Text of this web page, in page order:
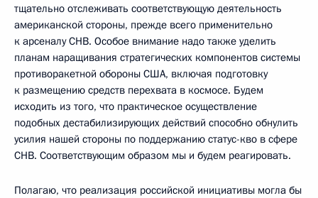
тщательно отслеживать соответствующую деятельность
американской стороны, прежде всего применительно
к арсеналу СНВ. Особое внимание надо также уделить
планам наращивания стратегических компонентов системы
противоракетной обороны США, включая подготовку
к размещению средств перехвата в космосе. Будем
исходить из того, что практическое осуществление
подобных дестабилизирующих действий способно обнулить
усилия нашей стороны по поддержанию статус-кво в сфере
СНВ. Соответствующим образом мы и будем реагировать.
Полагаю, что реализация российской инициативы могла бы